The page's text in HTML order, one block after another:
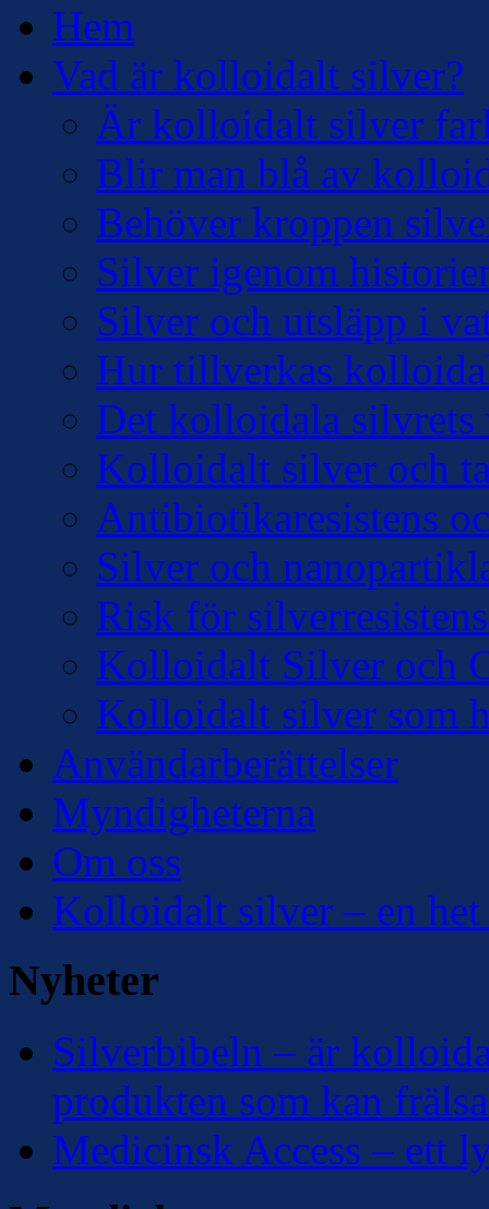
Hem
Vad är kolloidalt silver?
Är kolloidalt silver
Blir man blå av
Behöver kroppen
Silver igenom
Silver och utsläpp i
Hur tillverkas
Det kolloidala silvrets
Kolloidalt silver och
Antibiotikaresistens
Silver och
Risk för
Kolloidalt Silver och
Kolloidalt silver som
Användarberättelser
Myndigheterna
Om oss
Kolloidalt silver – en het
Nyheter
Silverbibeln – är
produkten som kan
Medicinsk Access – ett